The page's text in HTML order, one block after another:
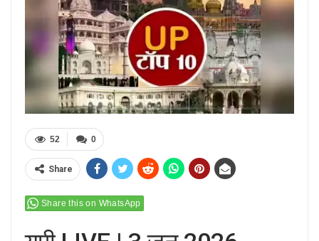
0
52
Share
Share this on WhatsApp